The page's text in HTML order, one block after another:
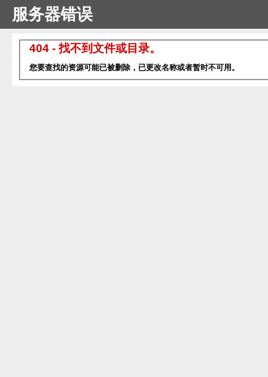
服务器错误
404 - 找不到文件或目录。
您要查找的资源可能已被删除，已更改名称或者暂时不可用。